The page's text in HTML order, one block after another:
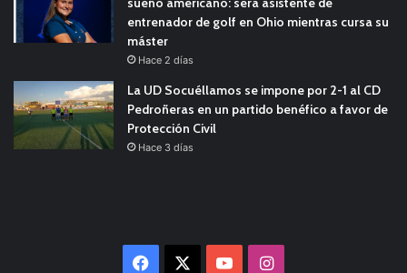
entrenador de golf en Ohio mientras cursa su
máster
Hace 2 días
La UD Socuéllamos se impone por 2-1 al CD
Pedroñeras en un partido benéfico a favor de
Protección Civil
Hace 3 días
Facebook YouTubeInstagram